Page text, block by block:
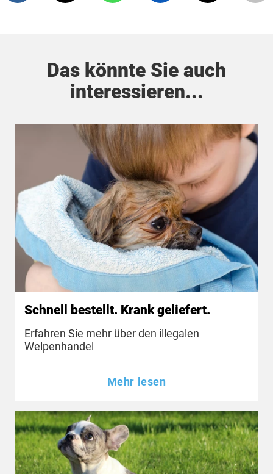
Das könnte Sie auch
interessieren...
Schnell bestellt. Krank geliefert.
Erfahren Sie mehr über den illegalen
Welpenhandel
Mehr lesen